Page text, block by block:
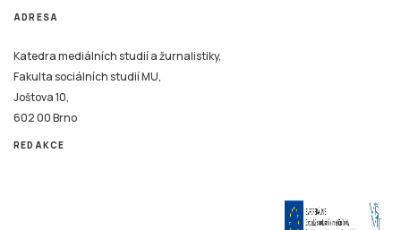
ADRESA
Katedra mediálních studií a žurnalistiky,
Fakulta sociálních studií MU,
Joštova 10,
602 00 Brno
REDAKCE